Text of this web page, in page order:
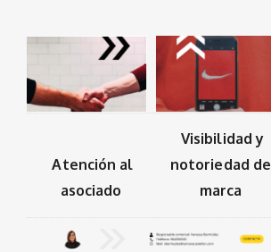
Atención al
asociado
Visibilidad y
notoriedad de
marca